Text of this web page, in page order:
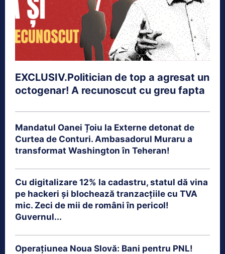
EXCLUSIV.Politician de top a agresat un
octogenar! A recunoscut cu greu fapta
Mandatul Oanei Țoiu la Externe detonat de
Curtea de Conturi. Ambasadorul Muraru a
transformat Washington în Teheran!
Cu digitalizare 12% la cadastru, statul dă vina
pe hackeri și blochează tranzacțiile cu TVA
mic. Zeci de mii de români în pericol!
Guvernul...
Operațiunea Noua Slovă: Bani pentru PNL!